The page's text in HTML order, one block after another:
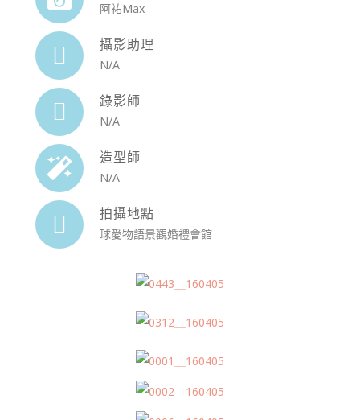
阿祐Max
攝影助理
N/A
錄影師
N/A
造型師
N/A
拍攝地點
球愛物語景觀婚禮會館